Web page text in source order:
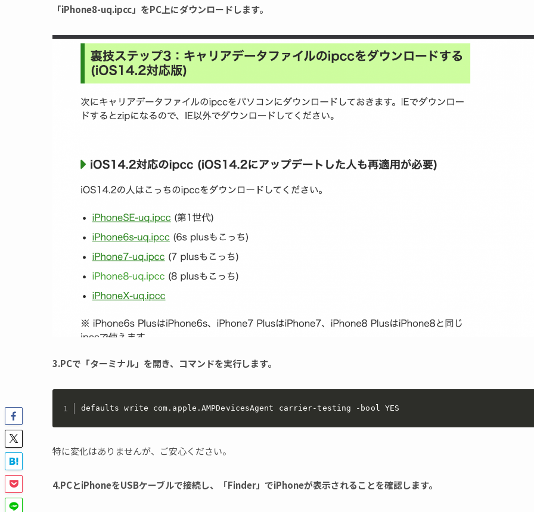
「iPhone8-uq.ipcc」をPC上にダウンロードします。
3.PCで「ターミナル」を開き、コマンドを実行します。
defaults write com.apple.AMPDevicesAgent carrier-testing -bool YES
特に変化はありませんが、ご安心ください。
4.PCとiPhoneをUSBケーブルで接続し、「Finder」でiPhoneが表示されることを確認します。